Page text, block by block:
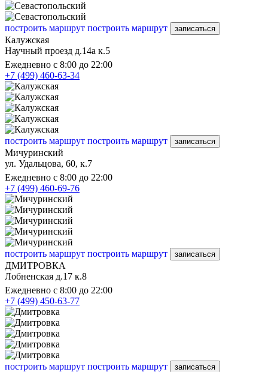
построить маршрут построить маршрут записаться
Калужская
Научный проезд д.14а к.5
Ежедневно с 8:00 до 22:00
+7 (499) 460-63-34
построить маршрут построить маршрут записаться
Мичуринский
ул. Удальцова, 60, к.7
Ежедневно с 8:00 до 22:00
+7 (499) 460-69-76
построить маршрут построить маршрут записаться
ДМИТРОВКА
Лобненская д.17 к.8
Ежедневно с 8:00 до 22:00
+7 (499) 450-63-77
построить маршрут построить маршрут записаться